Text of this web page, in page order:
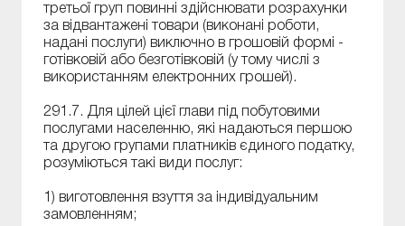
третьої груп повинні здійснювати розрахунки
за відвантажені товари (виконані роботи,
надані послуги) виключно в грошовій формі -
готівковій або безготівковій (у тому числі з
використанням електронних грошей).
291.7. Для цілей цієї глави під побутовими
послугами населенню, які надаються першою
та другою групами платників єдиного податку,
розуміються такі види послуг:
1) виготовлення взуття за індивідуальним
замовленням;